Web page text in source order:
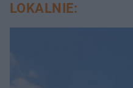
LOKALNIE: